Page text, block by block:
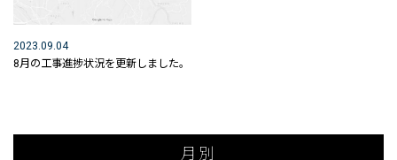
2023.09.04
8月の工事進捗状況を更新しました。
月別
未来へ向けた取り組みについて
SDGｓの取組
ICTの取り組み